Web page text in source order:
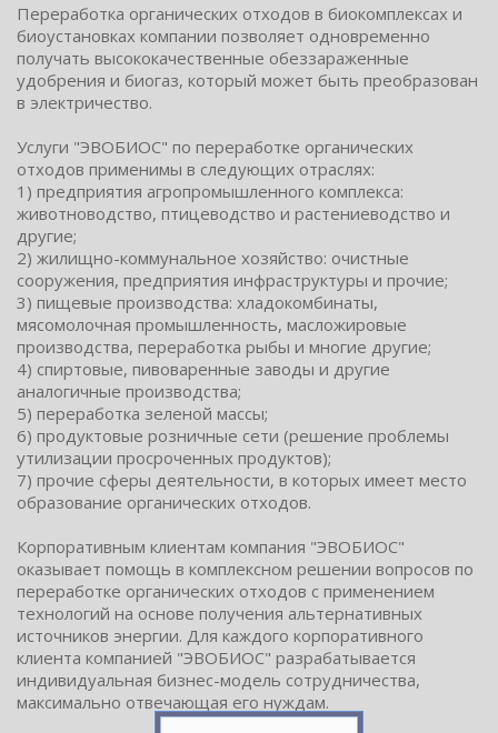
Переработка органических отходов в биокомплексах и
биоустановках компании позволяет одновременно
получать высококачественные обеззараженные
удобрения и биогаз, который может быть преобразован
в электричество.
Услуги "ЭВОБИОС" по переработке органических
отходов применимы в следующих отраслях:
1) предприятия агропромышленного комплекса:
животноводство, птицеводство и растениеводство и
другие;
2) жилищно-коммунальное хозяйство: очистные
сооружения, предприятия инфраструктуры и прочие;
3) пищевые производства: хладокомбинаты,
мясомолочная промышленность, масложировые
производства, переработка рыбы и многие другие;
4) спиртовые, пивоваренные заводы и другие
аналогичные производства;
5) переработка зеленой массы;
6) продуктовые розничные сети (решение проблемы
утилизации просроченных продуктов);
7) прочие сферы деятельности, в которых имеет место
образование органических отходов.
Корпоративным клиентам компания "ЭВОБИОС"
оказывает помощь в комплексном решении вопросов по
переработке органических отходов с применением
технологий на основе получения альтернативных
источников энергии. Для каждого корпоративного
клиента компанией "ЭВОБИОС" разрабатывается
индивидуальная бизнес-модель сотрудничества,
максимально отвечающая его нуждам.
Telegram
Подпишитесь на канал,
чтобы следить за новостями.
Спасибо, я уже с вами!